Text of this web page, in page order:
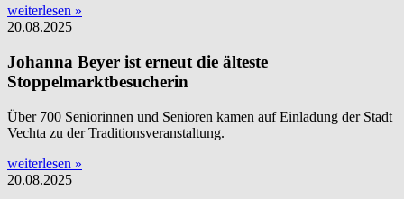
weiterlesen »
20.08.2025
Johanna Beyer ist erneut die älteste
Stoppelmarktbesucherin
Über 700 Seniorinnen und Senioren kamen auf Einladung der Stadt
Vechta zu der Traditionsveranstaltung.
weiterlesen »
20.08.2025